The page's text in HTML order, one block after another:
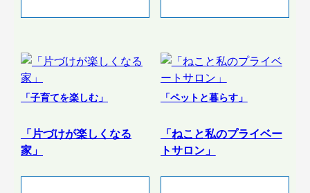
「子育てを楽しむ」
「片づけが楽しくなる
家」
「ペットと暮らす」
「ねこと私のプライベー
トサロン」